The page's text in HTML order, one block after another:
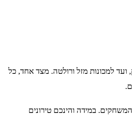
למכונות מזל ורולטה. מצד אחד, כל
במידה והינכם טירונים